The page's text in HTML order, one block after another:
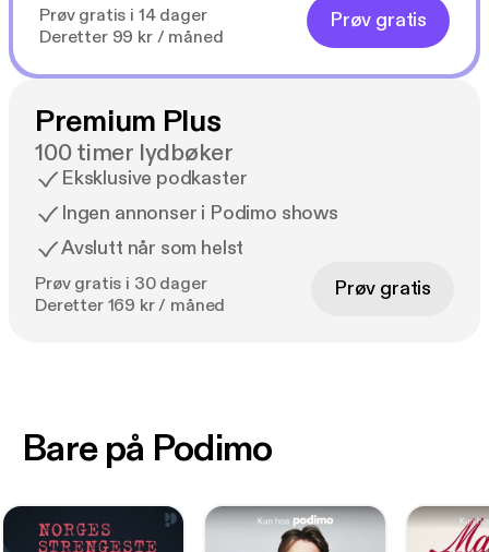
Prøv gratis i 14 dager
Deretter 99 kr / måned
Prøv gratis
Premium Plus
100 timer lydbøker
Eksklusive podkaster
Ingen annonser i Podimo shows
Avslutt når som helst
Prøv gratis i 30 dager
Deretter 169 kr / måned
Prøv gratis
Bare på Podimo